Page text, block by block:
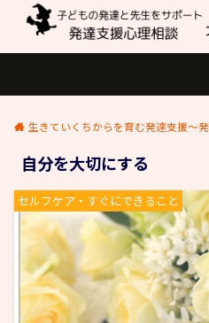
生きていくちからを育む発達支援～
自分を大切にする
セルフケア・すぐにできること